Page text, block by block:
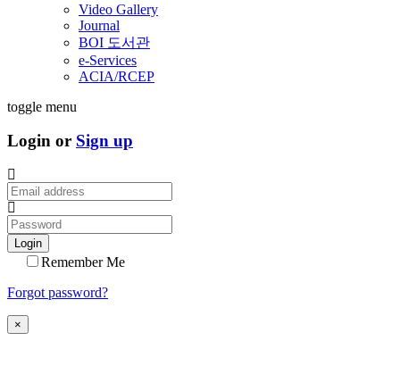
Video Gallery
Journal
BOI 도서관
e-Services
ACIA/RCEP
toggle menu
Login or Sign up
Login
Remember Me
Forgot password?
×